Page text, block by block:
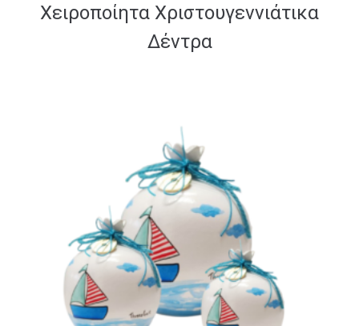
Xειροποίητα Χριστουγεννιάτικα
Δέντρα